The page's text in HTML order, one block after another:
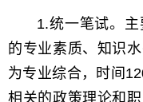
1.统一笔试。
的专业素质、知识
为专业综合，时间
相关的政策理论和